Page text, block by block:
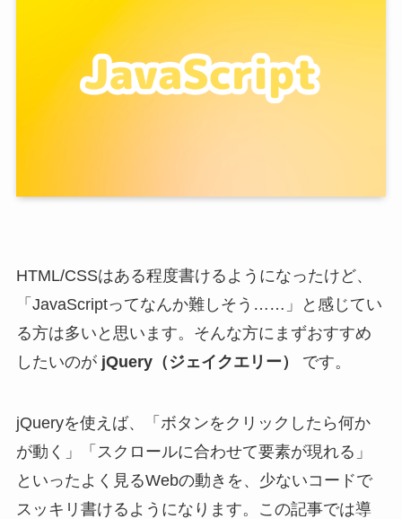
HTML/CSSはある程度書けるようになったけど、
「JavaScriptってなんか難しそう……」と感じてい
る方は多いと思います。そんな方にまずおすすめ
したいのが jQuery（ジェイクエリー） です。
jQueryを使えば、「ボタンをクリックしたら何か
が動く」「スクロールに合わせて要素が現れる」
といったよく見るWebの動きを、少ないコードで
スッキリ書けるようになります。この記事では導